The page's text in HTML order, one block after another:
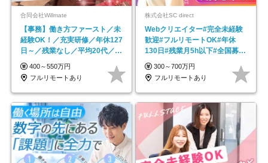
合同会社Willmate
【事務】働き方ファースト／未
経験OK！／充実研修／年休127
日～／残業なし／平均20代／リ
モートOK
400～550万円
フルリモートあり
株式会社SC direct
Webクリエイター#完全未経験
歓迎#フルリモートOK#年休
130日#残業月5h以下#全国募集
#最大1年の研修
300～700万円
フルリモートあり